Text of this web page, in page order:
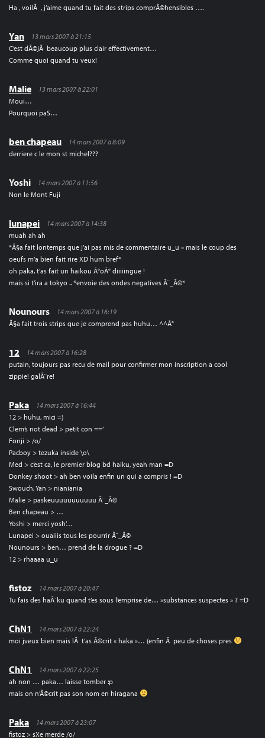
Ha , voilÃ , j’aime quand tu fait des strips comprÃ©hensibles ….
Yan
13 mars 2007 à 21:15
C’est dÃ©jÃ beaucoup plus clair effectivement…
Comme quoi quand tu veux!
Malie
13 mars 2007 à 22:01
Moui…
Pourquoi paS…
ben chapeau
14 mars 2007 à 8:09
derriere c le mon st michel???
Yoshi
14 mars 2007 à 11:56
Non le Mont Fuji
lunapei
14 mars 2007 à 14:38
muah ah ah
*Ã§a fait lontemps que j’ai pas mis de commentaire u_u » mais le coup des
oeufs m’a bien fait rire XD hum bref*
oh paka, t’as fait un haikou Â°oÂ° diiiiingue !
mais si t’ira a tokyo .. *envoie des ondes negatives Ã¨_Ã©*
Nounours
14 mars 2007 à 16:19
Ã§a fait trois strips que je comprend pas huhu… ^^Â°
12
14 mars 2007 à 16:28
putain, toujours pas recu de mail pour confirmer mon inscription a cool
zippie! galÃ¨re!
Paka
14 mars 2007 à 16:44
12 > huhu, mici =)
Clem’s not dead > petit con ==’
Fonji > /o/
Pacboy > tezuka inside \o\
Med > c’est ca, le premier blog bd haiku, yeah man =D
Donkey shoot > ah ben voila enfin un qui a compris ! =D
Swouch, Yan > nianiania
Malie > paskeuuuuuuuuuuu Ã¨_Ã©
Ben chapeau > …
Yoshi > merci yosh’…
Lunapei > ouaiiis tous les pourrir Ã¨_Ã©
Nounours > ben… prend de la drogue ? =D
12 > rhaaaa u_u
fistoz
14 mars 2007 à 20:47
Tu fais des haÃ¯ku quand t’es sous l’emprise de… »substances suspectes » ? =D
ChN1
14 mars 2007 à 22:24
moi jveux bien mais lÃ t’as Ã©crit « haka »… (enfin Ã peu de choses pres
ChN1
14 mars 2007 à 22:25
ah non … paka… laisse tomber :p
mais on n’Ã©crit pas son nom en hiragana
Paka
14 mars 2007 à 23:07
fistoz > sXe merde /o/